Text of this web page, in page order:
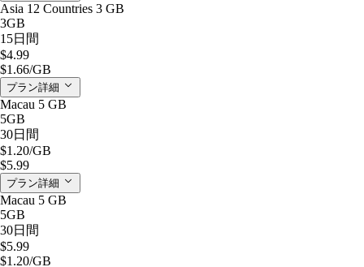
Asia 12 Countries 3 GB
3GB
15日間
$4.99
$1.66/GB
プラン詳細
Macau 5 GB
5GB
30日間
$1.20/GB
$5.99
プラン詳細
Macau 5 GB
5GB
30日間
$5.99
$1.20/GB